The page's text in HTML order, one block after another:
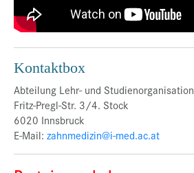
Kontaktbox
Abteilung Lehr- und Studienorganisation
Fritz-Pregl-Str. 3/4. Stock
6020 Innsbruck
E-Mail: zahnmedizin@i-med.ac.at